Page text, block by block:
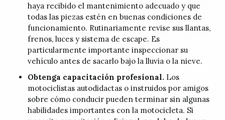
haya recibido el mantenimiento adecuado y que
todas las piezas estén en buenas condiciones de
funcionamiento. Rutinariamente revise sus llantas,
frenos, luces y sistema de escape. Es
particularmente importante inspeccionar su
vehículo antes de sacarlo bajo la lluvia o la nieve.
Obtenga capacitación profesional. Los
motociclistas autodidactas o instruidos por amigos
sobre cómo conducir pueden terminar sin algunas
habilidades importantes con la motocicleta. Si